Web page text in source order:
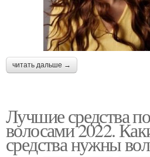
читать дальше →
Лучшие средства
волосами 2022.
средства нужны